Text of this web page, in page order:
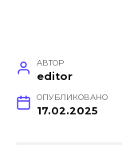
АВТОР
editor
ОПУБЛИКОВАНО
17.02.2025